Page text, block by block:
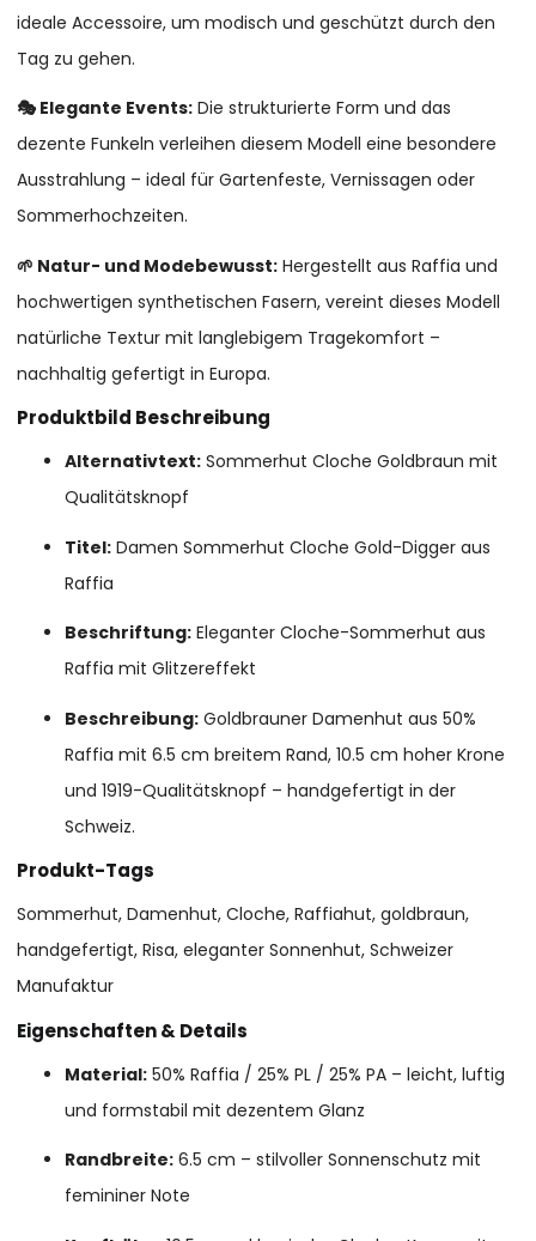
ideale Accessoire, um modisch und geschützt durch den
Tag zu gehen.
🎭 Elegante Events: Die strukturierte Form und das
dezente Funkeln verleihen diesem Modell eine besondere
Ausstrahlung – ideal für Gartenfeste, Vernissagen oder
Sommerhochzeiten.
🌱 Natur- und Modebewusst: Hergestellt aus Raffia und
hochwertigen synthetischen Fasern, vereint dieses Modell
natürliche Textur mit langlebigem Tragekomfort –
nachhaltig gefertigt in Europa.
Produktbild Beschreibung
Alternativtext: Sommerhut Cloche Goldbraun mit
Qualitätsknopf
Titel: Damen Sommerhut Cloche Gold-Digger aus
Raffia
Beschriftung: Eleganter Cloche-Sommerhut aus
Raffia mit Glitzereffekt
Beschreibung: Goldbrauner Damenhut aus 50%
Raffia mit 6.5 cm breitem Rand, 10.5 cm hoher Krone
und 1919-Qualitätsknopf – handgefertigt in der
Schweiz.
Produkt-Tags
Sommerhut, Damenhut, Cloche, Raffiahut, goldbraun,
handgefertigt, Risa, eleganter Sonnenhut, Schweizer
Manufaktur
Eigenschaften & Details
Material: 50% Raffia / 25% PL / 25% PA – leicht, luftig
und formstabil mit dezentem Glanz
Randbreite: 6.5 cm – stilvoller Sonnenschutz mit
femininer Note